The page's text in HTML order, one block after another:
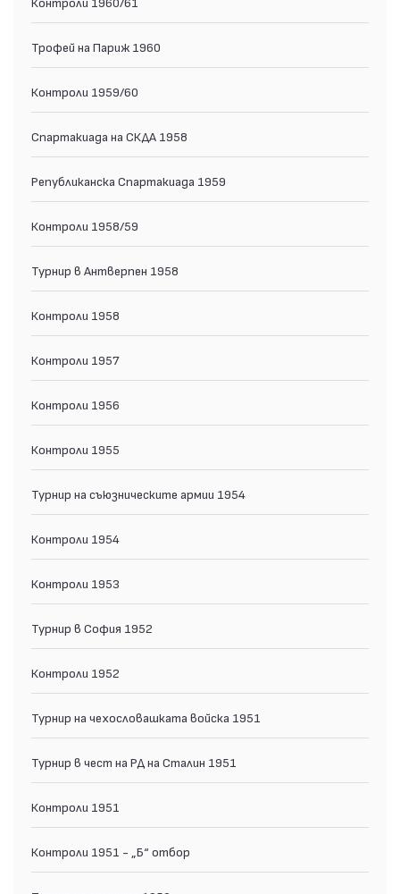
Трофей на Париж 1960
Контроли 1959/60
Спартакиада на СКДА 1958
Републиканска Спартакиада 1959
Контроли 1958/59
Турнир в Антверпен 1958
Контроли 1958
Контроли 1957
Контроли 1956
Контроли 1955
Турнир на съюзническите армии 1954
Контроли 1954
Контроли 1953
Турнир в София 1952
Контроли 1952
Турнир на чехословашката войска 1951
Турнир в чест на РД на Сталин 1951
Контроли 1951
Контроли 1951 - „Б“ отбор